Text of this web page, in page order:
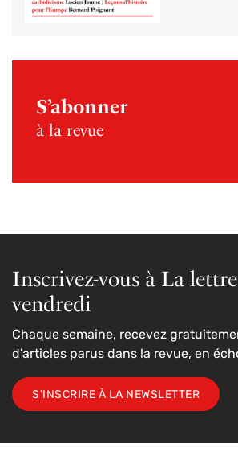
S’abonner
à la revue
Inscrivez-vous à La
vendredi
Chaque semaine, recevez
d'articles parus dans la revue, en
S'INSCRIRE À LA NEWSLETTER